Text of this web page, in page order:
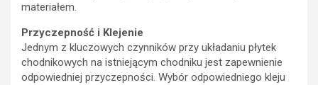
materiałem.
Przyczepność i Klejenie
Jednym z kluczowych czynników przy układaniu płytek
chodnikowych na istniejącym chodniku jest zapewnienie
odpowiedniej przyczepności. Wybór odpowiedniego kleju